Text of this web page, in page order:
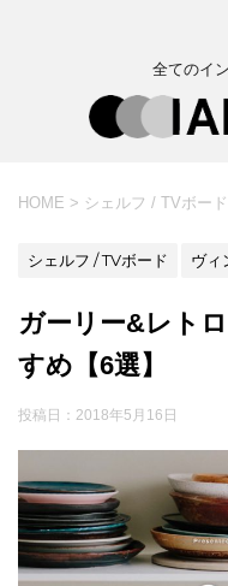
全てのイ
HOME > シェルフ / TVボード
シェルフ / TVボード ヴィ
ガーリー&レト
すめ【6選】
投稿日： 2018年5月16日